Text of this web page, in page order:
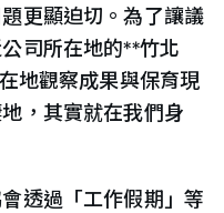
更顯迫切。為了讓議
司所在地的**竹北
地觀察成果與保育現
，其實就在我們身
透過「工作假期」等